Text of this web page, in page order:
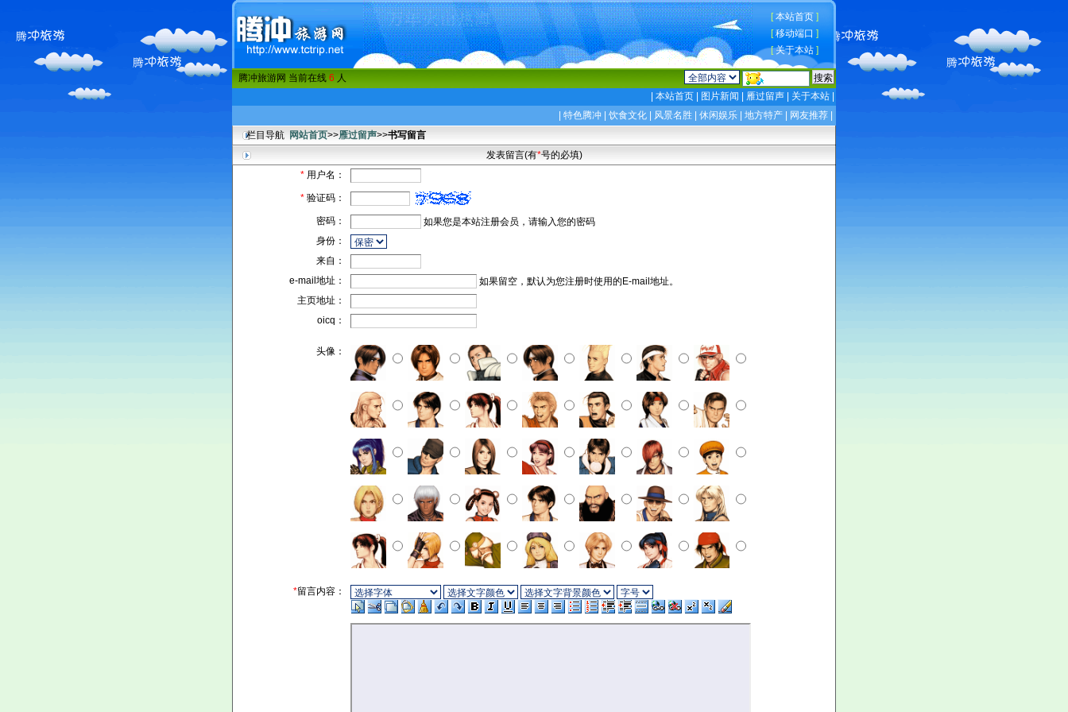
[ 本站首页 ]
[ 移动端口 ]
[ 关于本站 ]
腾冲旅游网 当前在线 6 人
本站首页 图片新闻 雁过留声 关于本站
特色腾冲 饮食文化 风景名胜 休闲娱乐 地方特产 网友推荐
栏目导航 网站首页>>雁过留声>>书写留言
发表留言(有*号的必填)
* 用户名：
* 验证码：
密码：
如果您是本站注册会员，请输入您的密码
身份：
来自：
e-mail地址：
如果留空，默认为您注册时使用的E-mail地址。
主页地址：
oicq：
头像：
*留言内容：